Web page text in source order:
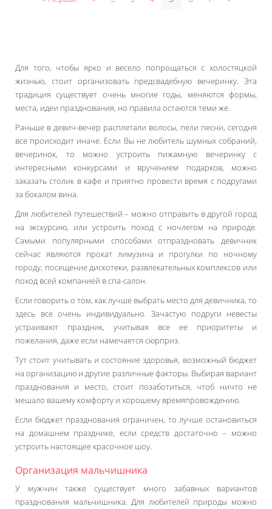
Для того, чтобы ярко и весело попрощаться с холостяцкой
жизнью, стоит организовать предсвадебную вечеринку. Эта
традиция существует очень многие годы, меняются формы,
места, идеи празднования, но правила остаются теми же.
Раньше в девич-вечер расплетали волосы, пели песни, сегодня
все происходит иначе. Если Вы не любитель шумных собраний,
вечеринок, то можно устроить пижамную вечеринку с
интересными конкурсами и вручением подарков, можно
заказать столик в кафе и приятно провести время с подругами
за бокалом вина.
Для любителей путешествий – можно отправить в другой город
на экскурсию, или устроить поход с ночлегом на природе.
Самыми популярными способами отпраздновать девичник
сейчас являются прокат лимузина и прогулки по ночному
городу, посещение дискотеки, развлекательных комплексов или
поход всей компанией в спа-салон.
Если говорить о том, как лучше выбрать место для девичника, то
здесь все очень индивидуально. Зачастую подруги невесты
устраивают праздник, учитывая все ее приоритеты и
пожелания, даже если намечается сюрприз.
Тут стоит учитывать и состояние здоровья, возможный бюджет
на организацию и другие различные факторы. Выбирая вариант
празднования и место, стоит позаботиться, чтоб ничто не
мешало вашему комфорту и хорошему времяпровождению.
Если бюджет празднования ограничен, то лучше остановиться
на домашнем празднике, если средств достаточно – можно
устроить настоящее красочное шоу.
Организация мальчишника
У мужчин также существует много забавных вариантов
празднования мальчишника. Для любителей природы можно